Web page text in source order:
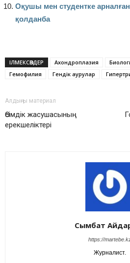
Оқушы мен студентке
қолданба
ІЛМЕКСӨЗДЕР Ахондроплазия
Гемофилия
Гендік аурулар
Алдыңғы материал
Өсімдік жасушасының
ерекшеліктері
Сымбат
https://
Журналист.